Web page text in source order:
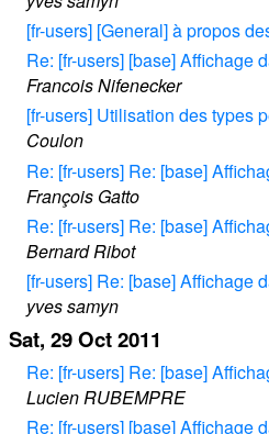
[fr-users] [General] à propos
Re: [fr-users] [base] Affichage
Francois Nifenecker
[fr-users] Utilisation des types
Coulon
Re: [fr-users] Re: [base]
François Gatto
Re: [fr-users] Re: [base]
Bernard Ribot
[fr-users] Re: [base] Affichage
yves samyn
Sat, 29 Oct 2011
Re: [fr-users] Re: [base]
Lucien RUBEMPRE
Re: [fr-users] [base] Affichage